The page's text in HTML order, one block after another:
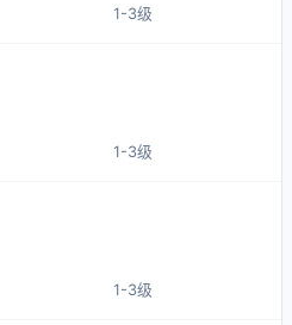
1-3级
1-3级
1-3级